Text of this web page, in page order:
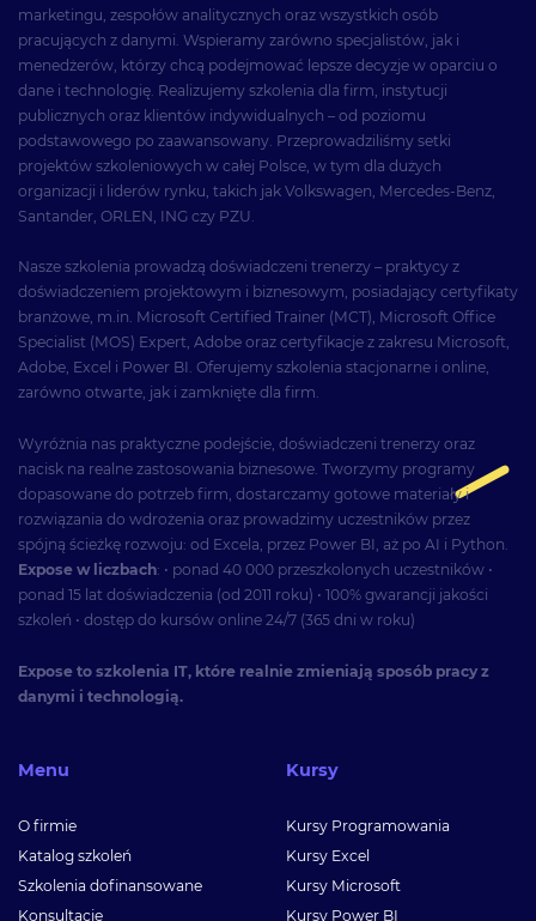
marketingu, zespołów analitycznych oraz wszystkich osób
pracujących z danymi. Wspieramy zarówno specjalistów, jak i
menedżerów, którzy chcą podejmować lepsze decyzje w oparciu o
dane i technologię. Realizujemy szkolenia dla firm, instytucji
publicznych oraz klientów indywidualnych – od poziomu
podstawowego po zaawansowany. Przeprowadziliśmy setki
projektów szkoleniowych w całej Polsce, w tym dla dużych
organizacji i liderów rynku, takich jak Volkswagen, Mercedes-Benz,
Santander, ORLEN, ING czy PZU.
Nasze szkolenia prowadzą doświadczeni trenerzy – praktycy z
doświadczeniem projektowym i biznesowym, posiadający certyfikaty
branżowe, m.in. Microsoft Certified Trainer (MCT), Microsoft Office
Specialist (MOS) Expert, Adobe oraz certyfikacje z zakresu Microsoft,
Adobe, Excel i Power BI. Oferujemy szkolenia stacjonarne i online,
zarówno otwarte, jak i zamknięte dla firm.
Wyróżnia nas praktyczne podejście, doświadczeni trenerzy oraz
nacisk na realne zastosowania biznesowe. Tworzymy programy
dopasowane do potrzeb firm, dostarczamy gotowe materiały i
rozwiązania do wdrożenia oraz prowadzimy uczestników przez
spójną ścieżkę rozwoju: od Excela, przez Power BI, aż po AI i Python.
Expose w liczbach: • ponad 40 000 przeszkolonych uczestników •
ponad 15 lat doświadczenia (od 2011 roku) • 100% gwarancji jakości
szkoleń • dostęp do kursów online 24/7 (365 dni w roku)
Expose to szkolenia IT, które realnie zmieniają sposób pracy z
danymi i technologią.
Menu
O firmie
Katalog szkoleń
Szkolenia dofinansowane
Konsultacje
Kursy
Kursy Programowania
Kursy Excel
Kursy Microsoft
Kursy Power BI